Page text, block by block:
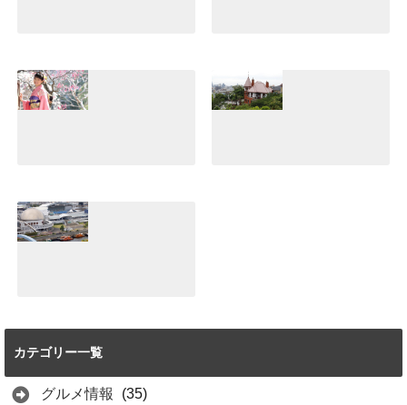
でぜひ行きたいシ
ョッピングスポッ
トはココだ♪
ーマパークの魅
力！誰と行っても
楽しめてすご
き♪レンタルショ
ップとおすすめグ
ルメ紹介
はイルカショーと
2021.06.15
カテゴリー一覧
グルメ情報 (35)